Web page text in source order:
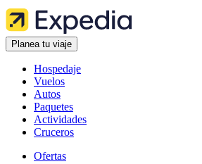
Planea tu viaje
Hospedaje
Vuelos
Autos
Paquetes
Actividades
Cruceros
Ofertas